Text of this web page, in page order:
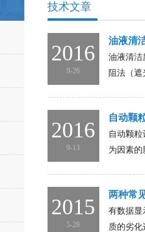
技术文章
2016
9-26
油液清
油液清洁
阻法（
2016
9-13
自动颗
自动颗
为因素
2015
5-28
两种常
有数据显
质的劣